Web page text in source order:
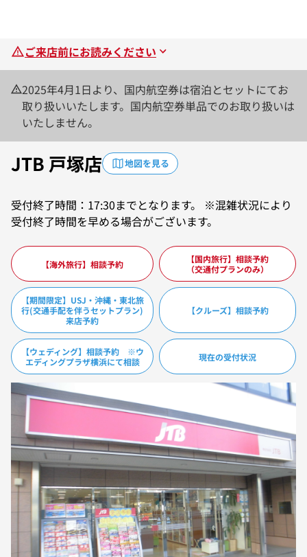
ご来店前にお読みください
2025年4月1日より、国内航空券は宿泊とセットにてお
取り扱いいたします。国内航空券単品でのお取り扱いは
いたしません。
JTB 戸塚店 地図を見る
受付終了時間：17:30までとなります。 ※混雑状況により
受付終了時間を早める場合がございます。
【海外旅行】相談予約
【国内旅行】相談予約
（交通付プランのみ）
【期間限定】USJ・沖縄・東北旅
行(交通手配を伴うセットプラン)
来店予約
【クルーズ】相談予約
【ウェディング】相談予約 ※ウ
エディングプラザ横浜にて相談
現在の受付状況